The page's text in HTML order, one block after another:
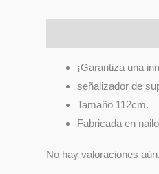
¡Garantiza una
señalizador de
Tamaño 112cm.
Fabricada en
No hay valoraciones aún.